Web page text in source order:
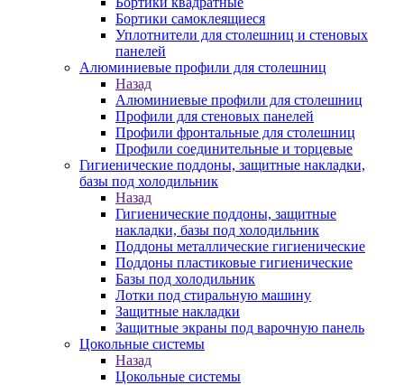
Бортики самоклеящиеся
Уплотнители для столешниц и стеновых
панелей
Алюминиевые профили для столешниц
Назад
Алюминиевые профили для столешниц
Профили для стеновых панелей
Профили фронтальные для столешниц
Профили соединительные и торцевые
Гигиенические поддоны, защитные накладки,
базы под холодильник
Назад
Гигиенические поддоны, защитные
накладки, базы под холодильник
Поддоны металлические гигиенические
Поддоны пластиковые гигиенические
Базы под холодильник
Лотки под стиральную машину
Защитные накладки
Защитные экраны под варочную панель
Цокольные системы
Назад
Цокольные системы